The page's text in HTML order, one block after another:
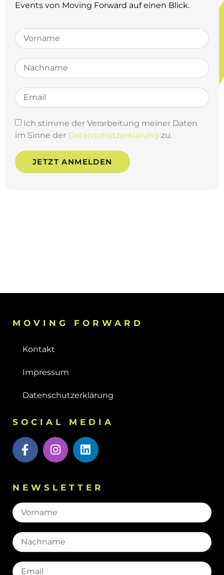
Events von Moving Forward auf einen Blick.
Ich stimme der Verarbeitung meiner Daten
im Sinne der Datenschutzerklärung zu.
JETZT ANMELDEN
MOVING FORWARD
Kontakt
Impressum
Datenschutzerklärung
SOCIAL MEDIA
NEWSLETTER